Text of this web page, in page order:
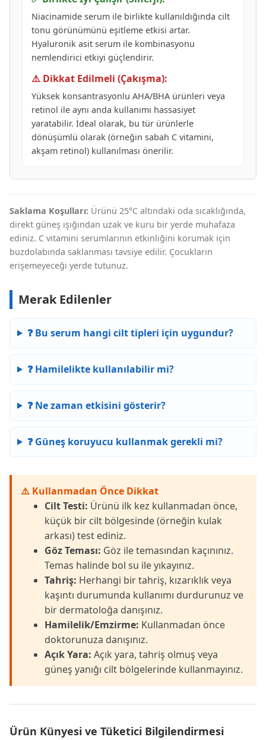
Niacinamide serum ile birlikte kullanıldığında cilt
tonu görünümünü eşitleme etkisi artar.
Hyaluronik asit serum ile kombinasyonu
nemlendirici etkiyi güçlendirir.
⚠️ Dikkat Edilmeli (Çakışma):
Yüksek konsantrasyonlu AHA/BHA ürünleri veya
retinol ile aynı anda kullanımı hassasiyet
yaratabilir. İdeal olarak, bu tür ürünlerle
dönüşümlü olarak (örneğin sabah C vitamini,
akşam retinol) kullanılması önerilir.
Saklama Koşulları: Ürünü 25°C altındaki oda sıcaklığında,
direkt güneş ışığından uzak ve kuru bir yerde muhafaza
ediniz. C vitamini serumlarının etkinliğini korumak için
buzdolabında saklanması tavsiye edilir. Çocukların
erişemeyeceği yerde tutunuz.
Merak Edilenler
❓ Bu serum hangi cilt tipleri için uygundur?
❓ Hamilelikte kullanılabilir mi?
❓ Ne zaman etkisini gösterir?
❓ Güneş koruyucu kullanmak gerekli mi?
⚠️ Kullanmadan Önce Dikkat
Cilt Testi: Ürünü ilk kez kullanmadan önce,
küçük bir cilt bölgesinde (örneğin kulak
arkası) test ediniz.
Göz Teması: Göz ile temasından kaçınınız.
Temas halinde bol su ile yıkayınız.
Tahriş: Herhangi bir tahriş, kızarıklık veya
kaşıntı durumunda kullanımı durdurunuz ve
bir dermatoloğa danışınız.
Hamilelik/Emzirme: Kullanmadan önce
doktorunuza danışınız.
Açık Yara: Açık yara, tahriş olmuş veya
güneş yanığı cilt bölgelerinde kullanmayınız.
Ürün Künyesi ve Tüketici Bilgilendirmesi